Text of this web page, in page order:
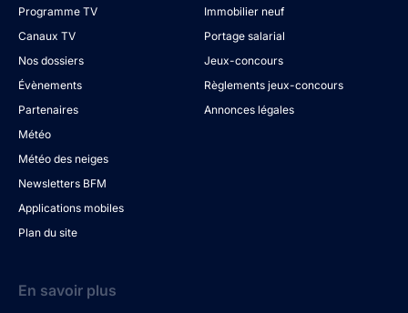
Programme TV
Canaux TV
Nos dossiers
Évènements
Partenaires
Météo
Météo des neiges
Newsletters BFM
Applications mobiles
Plan du site
Immobilier neuf
Portage salarial
Jeux-concours
Règlements jeux-concours
Annonces légales
En savoir plus